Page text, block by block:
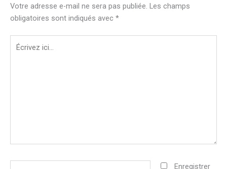
Votre adresse e-mail ne sera pas publiée. Les champs
obligatoires sont indiqués avec *
Écrivez
ici…
Enregistrer